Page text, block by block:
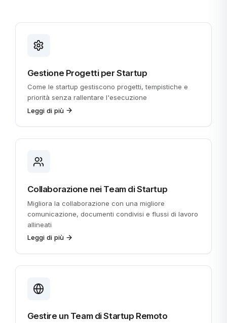
Gestione Progetti per Startup
Come le startup gestiscono progetti, tempistiche e
priorità senza rallentare l'esecuzione
Leggi di più
Collaborazione nei Team di Startup
Migliora la collaborazione con una migliore
comunicazione, documenti condivisi e flussi di lavoro
allineati
Leggi di più
Gestire un Team di Startup Remoto